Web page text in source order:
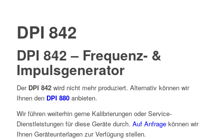
DPI 842
DPI 842 – Frequenz- &
Impulsgenerator
Der DPI 842wird nicht mehr produziert. Alternativ können wir
Ihnen den DPI 880anbieten.
Wir führen weiterhin gerne Kalibrierungen oder Service-
Dienstleistungen für diese Geräte durch. Auf Anfragekönnen wir
Ihnen Geräteunterlagen zur Verfügung stellen.